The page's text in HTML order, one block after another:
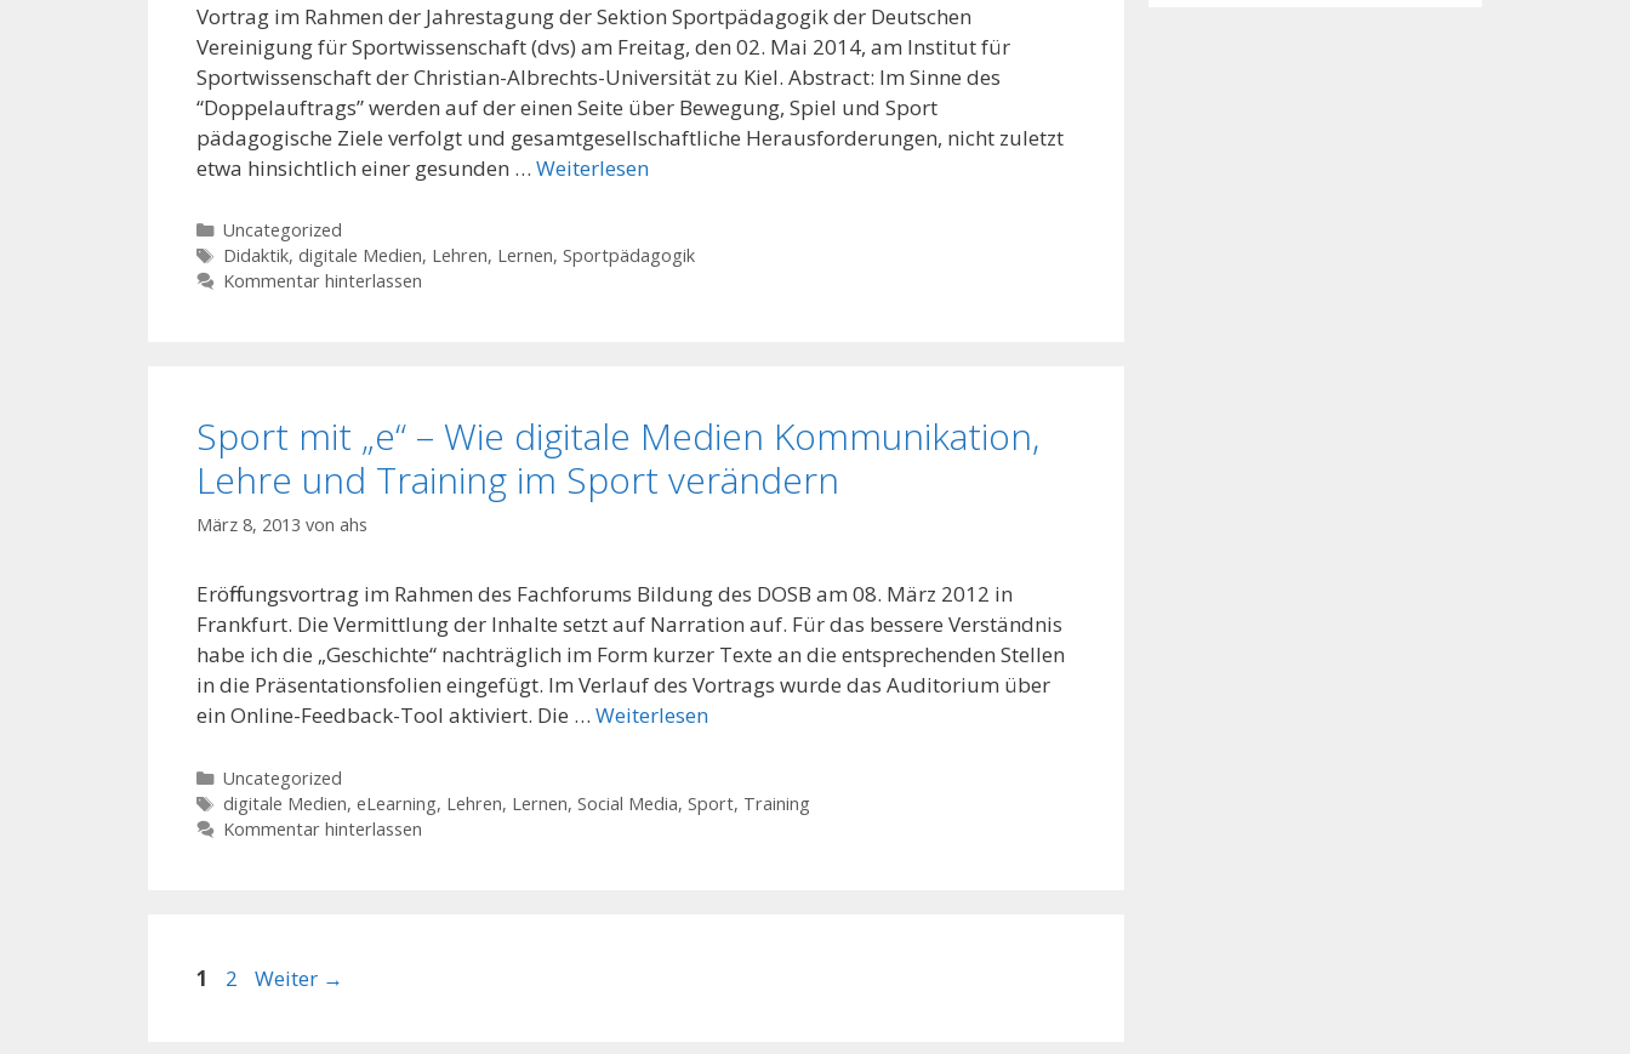
Vortrag im Rahmen der Jahrestagung der Sektion Sportpädagogik der Deutschen
Vereinigung für Sportwissenschaft (dvs) am Freitag, den 02. Mai 2014, am Institut für
Sportwissenschaft der Christian-Albrechts-Universität zu Kiel. Abstract: Im Sinne des
“Doppelauftrags” werden auf der einen Seite über Bewegung, Spiel und Sport
pädagogische Ziele verfolgt und gesamtgesellschaftliche Herausforderungen, nicht zuletzt
etwa hinsichtlich einer gesunden … Weiterlesen
Kategorien
Uncategorized
Schlagwörter
Didaktik, digitale Medien, Lehren, Lernen, Sportpädagogik
Kommentar hinterlassen
Sport mit „e“ – Wie digitale Medien Kommunikation,
Lehre und Training im Sport verändern
März 8, 2013 von ahs
Eröffnungsvortrag im Rahmen des Fachforums Bildung des DOSB am 08. März 2012 in
Frankfurt. Die Vermittlung der Inhalte setzt auf Narration auf. Für das bessere Verständnis
habe ich die „Geschichte“ nachträglich im Form kurzer Texte an die entsprechenden Stellen
in die Präsentationsfolien eingefügt. Im Verlauf des Vortrags wurde das Auditorium über
ein Online-Feedback-Tool aktiviert. Die … Weiterlesen
Kategorien
Uncategorized
Schlagwörter
digitale Medien, eLearning, Lehren, Lernen, Social Media, Sport, Training
Kommentar hinterlassen
Seite
1 Seite
2 Weiter →